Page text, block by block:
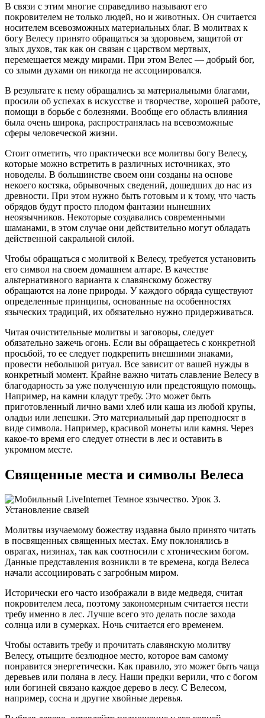
В связи с этим многие справедливо называют его
покровителем не только людей, но и животных. Он считается
носителем всевозможных материальных благ. В молитвах к
богу Велесу принято обращаться за здоровьем, защитой от
злых духов, так как он связан с царством мертвых,
перемещается между мирами. При этом Велес — добрый бог,
со злыми духами он никогда не ассоциировался.
В результате к нему обращались за материальными благами,
просили об успехах в искусстве и творчестве, хорошей работе,
помощи в борьбе с болезнями. Вообще его область влияния
была очень широка, распространялась на всевозможные
сферы человеческой жизни.
Стоит отметить, что практически все молитвы богу Велесу,
которые можно встретить в различных источниках, это
новоделы. В большинстве своем они созданы на основе
некоего костяка, обрывочных сведений, дошедших до нас из
древности. При этом нужно быть готовым и к тому, что часть
обрядов будут просто плодом фантазии нынешних
неоязычников. Некоторые создавались современными
шаманами, в этом случае они действительно могут обладать
действенной сакральной силой.
Чтобы обращаться с молитвой к Велесу, требуется установить
его символ на своем домашнем алтаре. В качестве
альтернативного варианта к славянскому божеству
обращаются на лоне природы. У каждого обряда существуют
определенные принципы, основанные на особенностях
языческих традиций, их обязательно нужно придерживаться.
Читая очистительные молитвы и заговоры, следует
обязательно зажечь огонь. Если вы обращаетесь с конкретной
просьбой, то ее следует подкрепить внешними знаками,
провести небольшой ритуал. Все зависит от вашей нужды в
конкретный момент. Крайне важно читать славление Велесу в
благодарность за уже полученную или предстоящую помощь.
Например, на камни кладут требу. Это может быть
приготовленный лично вами хлеб или каша из любой крупы,
оладьи или лепешки. Это материальный дар преподносят в
виде символа. Например, красивой монеты или камня. Через
какое-то время его следует отнести в лес и оставить в
укромном месте.
Священные места и символы Велеса
Молитвы изучаемому божеству издавна было принято читать
в посвященных священных местах. Ему поклонялись в
оврагах, низинах, так как соотносили с хтоническим богом.
Данные представления возникли в те времена, когда Велеса
начали ассоциировать с загробным миром.
Исторически его часто изображали в виде медведя, считая
покровителем леса, поэтому закономерным считается нести
требу именно в лес. Лучше всего это делать после захода
солнца или в сумерках. Ночь считается его временем.
Чтобы оставить требу и прочитать славянскую молитву
Велесу, отыщите безлюдное место, которое вам самому
понравится энергетически. Как правило, это может быть чаща
деревьев или поляна в лесу. Наши предки верили, что с богом
или богиней связано каждое дерево в лесу. С Велесом,
например, сосна и другие хвойные деревья.